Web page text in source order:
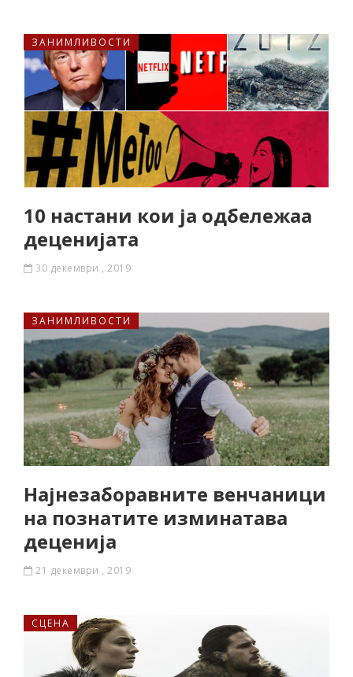
ЗАНИМЛИВОСТИ
10 настани кои ја одбележаа
деценијата
30 декември , 2019
ЗАНИМЛИВОСТИ
Најнезаборавните венчаници
на познатите изминатава
деценија
21 декември , 2019
СЦЕНА